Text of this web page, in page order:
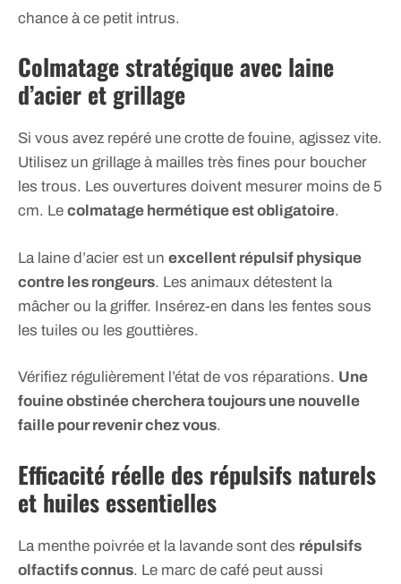
chance à ce petit intrus.
Colmatage stratégique avec laine
d’acier et grillage
Si vous avez repéré une crotte de fouine, agissez vite.
Utilisez un grillage à mailles très fines pour boucher
les trous. Les ouvertures doivent mesurer moins de 5
cm. Le colmatage hermétique est obligatoire.
La laine d’acier est un excellent répulsif physique
contre les rongeurs. Les animaux détestent la
mâcher ou la griffer. Insérez-en dans les fentes sous
les tuiles ou les gouttières.
Vérifiez régulièrement l’état de vos réparations. Une
fouine obstinée cherchera toujours une nouvelle
faille pour revenir chez vous.
Efficacité réelle des répulsifs naturels
et huiles essentielles
La menthe poivrée et la lavande sont des répulsifs
olfactifs connus. Le marc de café peut aussi